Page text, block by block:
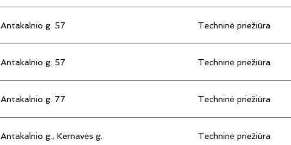
Antakalnio g. 57 Techninė priežiūra
Antakalnio g. 57 Techninė priežiūra
Antakalnio g. 77 Techninė priežiūra
Antakalnio g., Kernavės g. Techninė priežiūra